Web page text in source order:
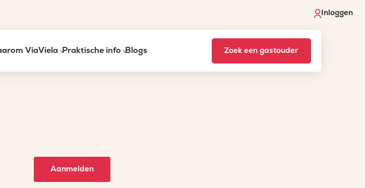
Inloggen
ViaViela Praktische info Blogs Zoek een gastouder
Aanmelden